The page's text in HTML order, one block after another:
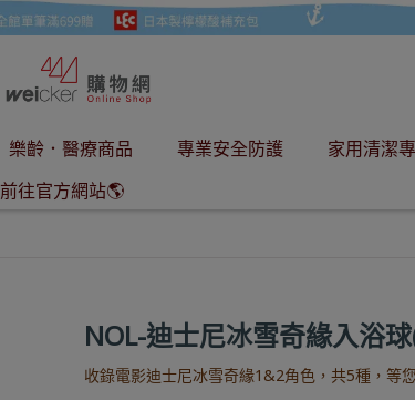
樂齡．醫療商品 專業安全防護 家用清潔
前往官方網站🌎
NOL-迪士尼冰雪奇緣入浴
收錄電影迪士尼冰雪奇緣1&2角色，共5種，等